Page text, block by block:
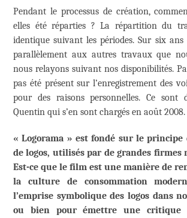
Pendant le processus de création,
elles été réparties ? La répartition du
identique suivant les périodes. Sur six
parallèlement aux autres travaux que
nous relayons suivant nos disponibilités.
pas été présent sur l’enregistrement des
pour des raisons personnelles. Ce sont
Quentin qui s’en sont chargés en août 2008.
« Logorama » est fondé sur le principe
de logos, utilisés par de grandes
Est-ce que le film est une manière de
la culture de consommation
l’emprise symbolique des logos dans
ou bien pour émettre une critique